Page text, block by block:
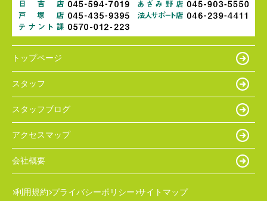
トップページ
スタッフ
スタッフブログ
アクセスマップ
会社概要
利用規約 プライバシーポリシー サイトマップ